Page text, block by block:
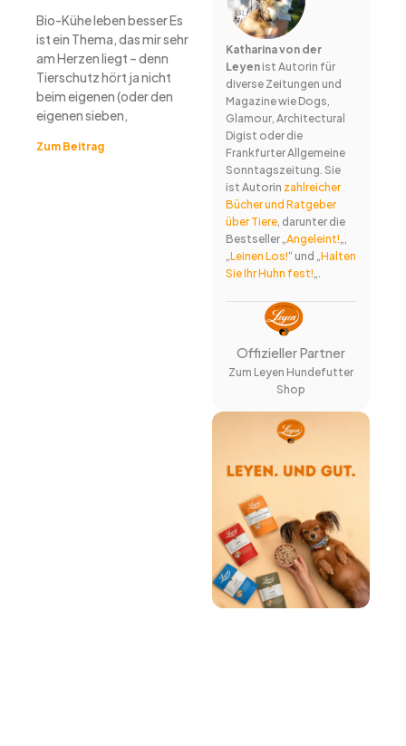
Bio-Kühe leben besser Es
ist ein Thema, das mir sehr
am Herzen liegt – denn
Tierschutz hört ja nicht
beim eigenen (oder den
eigenen sieben,
Zum Beitrag
Katharina von der
Leyenist Autorin für
diverse Zeitungen und
Magazine wie Dogs,
Glamour, Architectural
Digist oder die
Frankfurter Allgemeine
Sonntagszeitung. Sie
ist Autorin zahlreicher
Bücher und Ratgeber
über Tiere, darunter die
Bestseller „ Angeleint!
Leinen Los!“ und „ Halten
Sie Ihr Huhn fest!
Offizieller Partner
Zum Leyen Hundefutter
Shop